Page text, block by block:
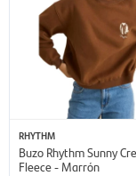
RHYTHM
Buzo Rhythm Sunny
Fleece - Marrón